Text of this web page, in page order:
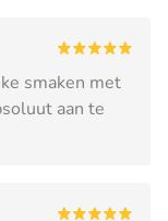
smaken met
aan te